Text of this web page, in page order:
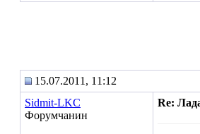
15.07.2011, 11:12
Sidmit-LKC
Форумчанин
Re: